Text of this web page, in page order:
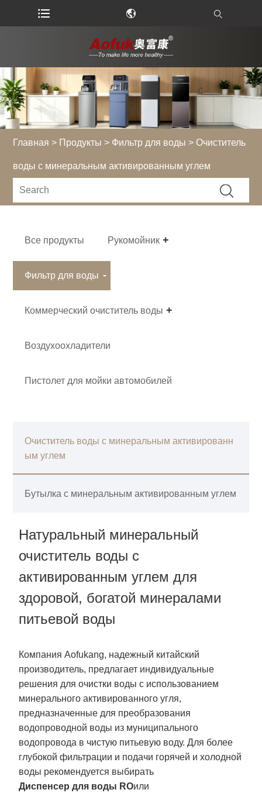
Главная > Продукты > Фильтр для воды > Очиститель
воды с минеральным активированным углем
Все продукты Рукомойник
Фильтр для воды
Коммерческий очиститель воды
Воздухоохладители
Пистолет для мойки автомобилей
Очиститель воды с минеральным активированн
ым углем
Бутылка с минеральным активированным углем
Натуральный минеральный
очиститель воды с
активированным углем для
здоровой, богатой минералами
питьевой воды
Компания Aofukang, надежный китайский
производитель, предлагает индивидуальные
решения для очистки воды с использованием
минерального активированного угля,
предназначенные для преобразования
водопроводной воды из муниципального
водопровода в чистую питьевую воду. Для более
глубокой фильтрации и подачи горячей и холодной
воды рекомендуется выбирать
Диспенсер для воды ROили